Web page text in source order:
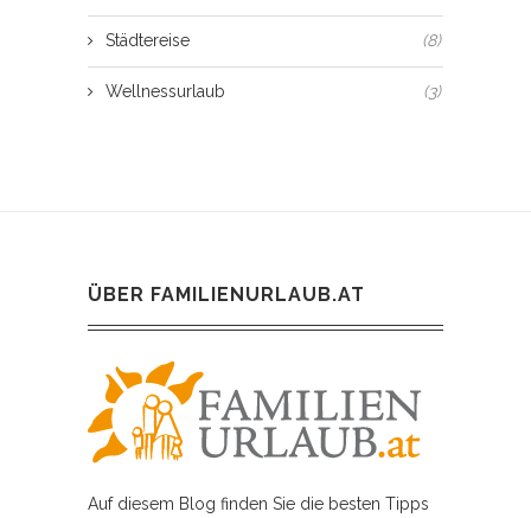
Städtereise (8)
Wellnessurlaub (3)
ÜBER FAMILIENURLAUB.AT
Auf diesem Blog finden Sie die besten Tipps